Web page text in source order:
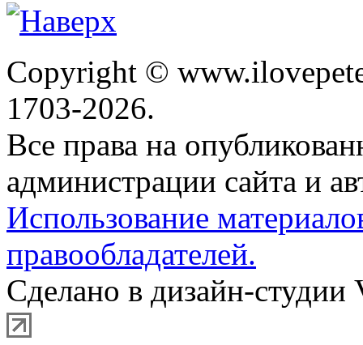
Copyright ©
1703-2026.
Все права на
администрации сайта и
Использование
правообладателей.
Сделано в дизайн-студии